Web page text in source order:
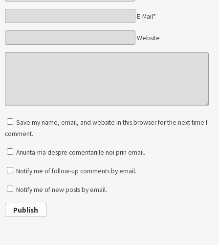
E-Mail*
Website
Save my name, email, and website in this browser for the next time I
comment.
Anunta-ma despre comentariile noi prin email.
Notify me of follow-up comments by email.
Notify me of new posts by email.
Publish